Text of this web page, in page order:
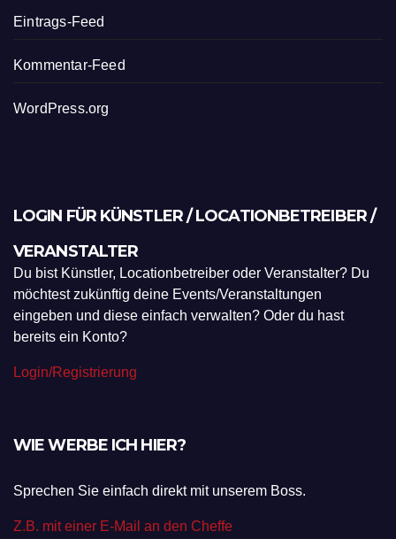
Eintrags-Feed
Kommentar-Feed
WordPress.org
LOGIN FÜR KÜNSTLER / LOCATIONBETREIBER /
VERANSTALTER
Du bist Künstler, Locationbetreiber oder Veranstalter? Du
möchtest zukünftig deine Events/Veranstaltungen
eingeben und diese einfach verwalten? Oder du hast
bereits ein Konto?
Login/Registrierung
WIE WERBE ICH HIER?
Sprechen Sie einfach direkt mit unserem Boss.
Z.B. mit einer E-Mail an den Cheffe